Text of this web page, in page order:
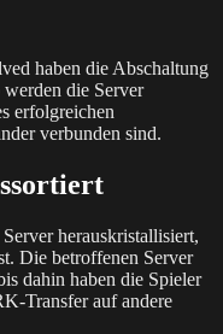
haben die Abschaltung
die Server
erfolgreichen
verbunden sind.
herauskristallisiert,
Die betroffenen Server
dahin haben die Spieler
Transfer auf andere